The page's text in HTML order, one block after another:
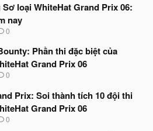
loại WhiteHat Grand Prix 06:
nay
0
Phần thi đặc biệt của
Grand Prix 06
0
Prix: Soi thành tích 10 đội thi
Grand Prix 06
0